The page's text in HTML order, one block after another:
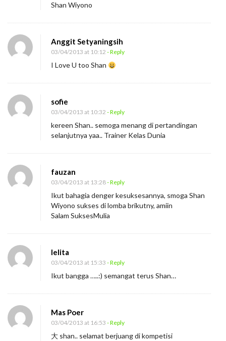
Shan Wiyono
Anggit Setyaningsih
03/04/2013 at 10:12 - Reply
I Love U too Shan
sofie
03/04/2013 at 10:32 - Reply
kereen Shan.. semoga menang di pertandingan
selanjutnya yaa.. Trainer Kelas Dunia
fauzan
03/04/2013 at 13:28- Reply
Ikut bahagia denger kesuksesannya, smoga Shan
Wiyono sukses di lomba brikutny, amiin
Salam SuksesMulia
lelita
03/04/2013 at 15:33 - Reply
Ikut bangga …..:) semangat terus Shan…
Mas Poer
03/04/2013 at 16:53 - Reply
大 shan.. selamat berjuang di kompetisi